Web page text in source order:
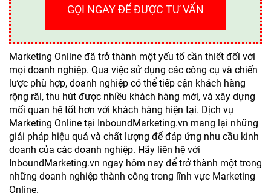
GỌI NGAY ĐỂ ĐƯỢC TƯ VẤN
Marketing Online đã trở thành một yếu tố cần thiết đối với
mọi doanh nghiệp. Qua việc sử dụng các công cụ và chiến
lược phù hợp, doanh nghiệp có thể tiếp cận khách hàng
rộng rãi, thu hút được nhiều khách hàng mới, và xây dựng
mối quan hệ tốt hơn với khách hàng hiện tại. Dịch vụ
Marketing Online tại InboundMarketing.vn mang lại những
giải pháp hiệu quả và chất lượng để đáp ứng nhu cầu kinh
doanh của các doanh nghiệp. Hãy liên hệ với
InboundMarketing.vn ngay hôm nay để trở thành một trong
những doanh nghiệp thành công trong lĩnh vực Marketing
Online.